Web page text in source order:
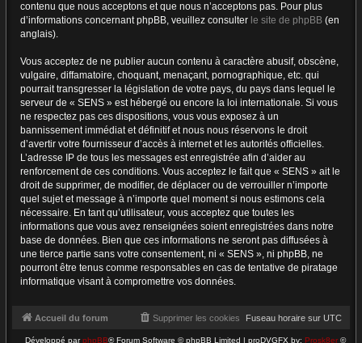
contenu que nous acceptons et que nous n’acceptons pas. Pour plus
d’informations concernant phpBB, veuillez consulter le site de phpBB (en
anglais).
Vous acceptez de ne publier aucun contenu à caractère abusif, obscène,
vulgaire, diffamatoire, choquant, menaçant, pornographique, etc. qui
pourrait transgresser la législation de votre pays, du pays dans lequel le
serveur de « SENS » est hébergé ou encore la loi internationale. Si vous
ne respectez pas ces dispositions, vous vous exposez à un
bannissement immédiat et définitif et nous nous réservons le droit
d’avertir votre fournisseur d’accès à internet et les autorités officielles.
L’adresse IP de tous les messages est enregistrée afin d’aider au
renforcement de ces conditions. Vous acceptez le fait que « SENS » ait le
droit de supprimer, de modifier, de déplacer ou de verrouiller n’importe
quel sujet et message à n’importe quel moment si nous estimons cela
nécessaire. En tant qu’utilisateur, vous acceptez que toutes les
informations que vous avez renseignées soient enregistrées dans notre
base de données. Bien que ces informations ne seront pas diffusées à
une tierce partie sans votre consentement, ni « SENS », ni phpBB, ne
pourront être tenus comme responsables en cas de tentative de piratage
informatique visant à compromettre vos données.
Accueil du forum Fuseau horaire sur UTC
Supprimer les cookies
Développé parphpBB® Forum Software © phpBB Limited | proDVGFX by: Prosk8er©